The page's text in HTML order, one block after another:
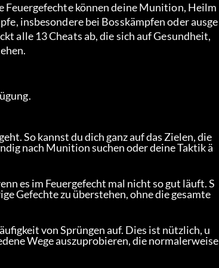
Feuergefechte können deine Munition, Heilm
insbesondere bei Bosskämpfen oder ausge
alle 13 Cheats ab, die sich auf Gesundheit,
So kannst du dich ganz auf das Zielen, die
nach Munition suchen oder deine Taktik ä
es im Feuergefecht mal nicht so gut läuft. S
Gefechte zu überstehen, ohne die gesamte
von Sprüngen auf. Dies ist nützlich, u
Wege auszuprobieren, die normalerweise